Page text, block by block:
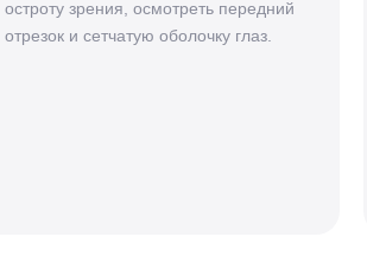
остроту зрения, осмотреть передний
отрезок и сетчатую оболочку глаз.